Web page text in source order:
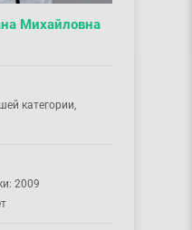
Михайловна
категории,
2009